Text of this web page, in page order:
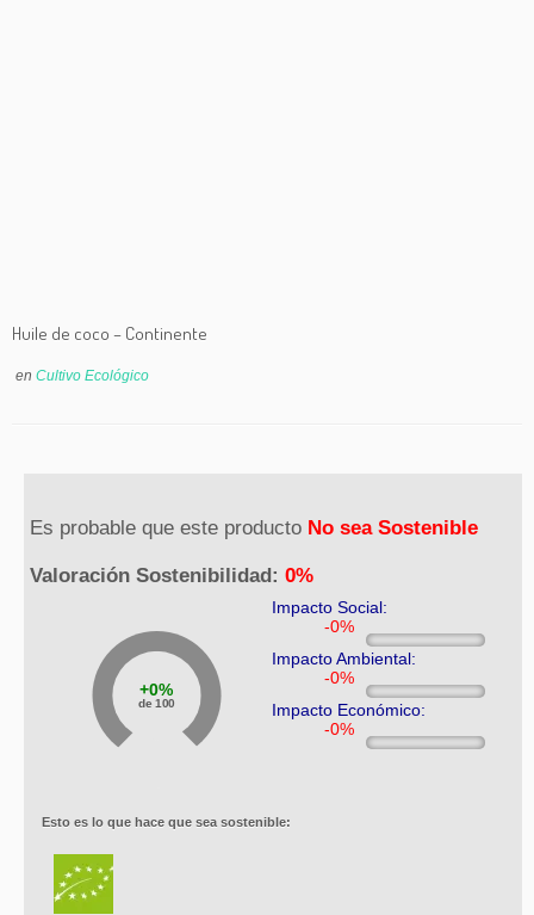
Huile de coco – Continente
en Cultivo Ecológico
Es probable que este producto No sea Sostenible
Valoración Sostenibilidad: 0%
0%
de 100
Impacto Social:
Impacto Ambiental:
Impacto Económico:
Esto es lo que hace que sea sostenible: